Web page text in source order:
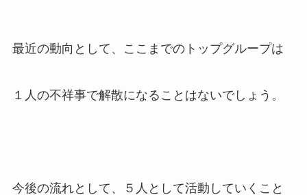
最近の動向として、ここまでのトップグループは
１人の不祥事で解散になることはないでしょう。
今後の流れとして、５人として活動していくこと